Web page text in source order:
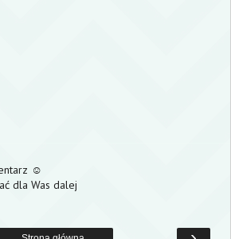
☺
dla Was dalej